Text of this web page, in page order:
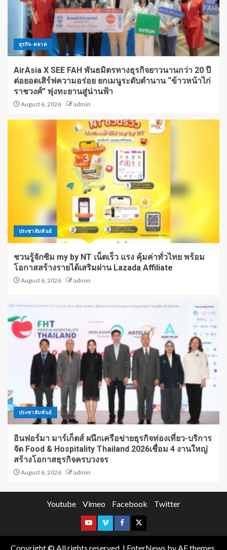
ธุรกิจ-ตลาด
AirAsia X SEE FAH พันธมิตรทางธุรกิจยาวนานกว่า 20 ปี
ต่อยอดเสิร์ฟความอร่อย ยกเมนูระดับตำนาน “ข้าวหน้าไก่
ราชวงศ์” พุ่งทะยานสู่น่านฟ้า
August 6, 2026 admin
ประชาสัมพันธ์
ชวนรู้จักซิม my by NT เน็ตเร็ว แรง คุ้มค่าทั่วไทย พร้อม
โอกาสสร้างรายได้เสริมผ่าน Lazada Affiliate
August 6, 2026 admin
ประชาสัมพันธ์
อินฟอร์มา มาร์เก็ตส์ ผนึกเครือข่ายธุรกิจท่องเที่ยว-บริการ
จัด Food & Hospitality Thailand 2026เชื่อม 4 งานใหญ่
สร้างโอกาสธุรกิจครบวงจร
August 6, 2026 admin
Youtube Vimeo Facebook Twitter
Copyright © All rights reserved. | EnterNews by AF themes.